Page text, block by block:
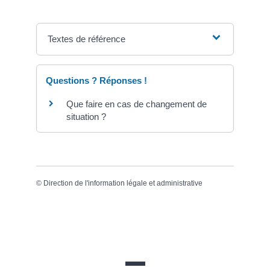
Textes de référence
Questions ? Réponses !
Que faire en cas de changement de
situation ?
© Direction de l'information légale et administrative